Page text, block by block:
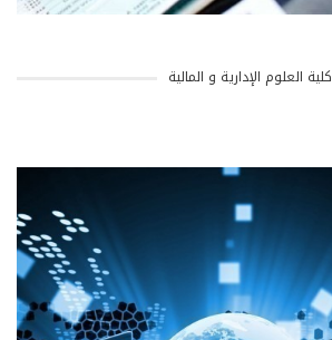
كلية العلوم الإدارية و المالية